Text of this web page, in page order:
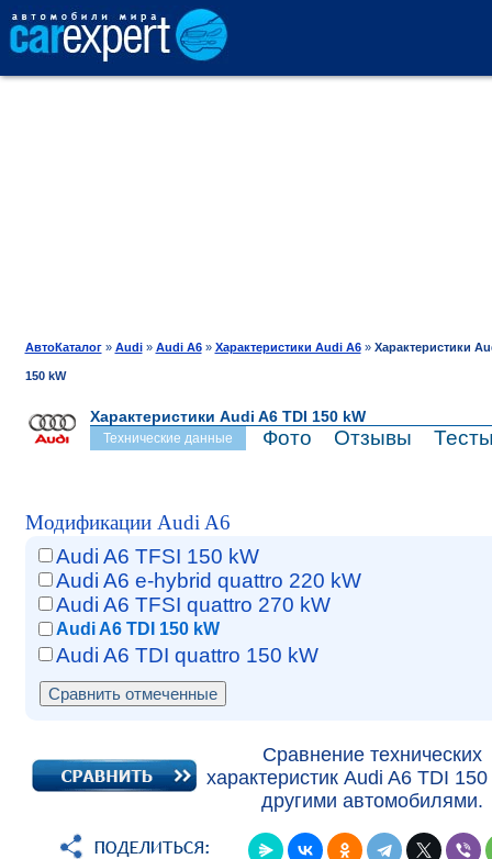
ТЕСТ-ДРАЙВ
ПРОДАЖА
АвтоКаталог» Audi» Audi A6» Характеристики Audi A6» Характеристики
150 kW
Характеристики Audi A6 TDI 150 kW
Технические данные Фото Отзывы
Модификации Audi A6
Audi A6 TFSI 150 kW
Audi A6 e-hybrid quattro 220 kW
Audi A6 TFSI quattro 270 kW
Audi A6 TDI 150 kW
Audi A6 TDI quattro 150 kW
Сравнение технических
характеристик Audi A6 TDI
другими автомобилями.